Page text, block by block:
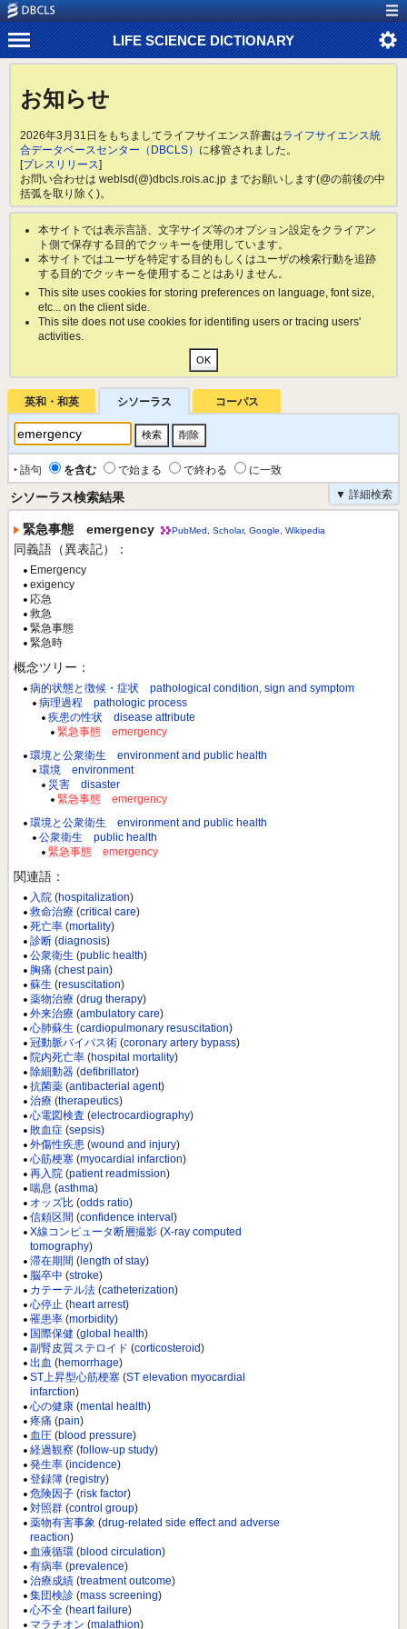
LIFE SCIENCE DICTIONARY
お知らせ
2026年3月31日をもちましてライフサイエンス辞書はライフサイエンス統
合データベースセンター（DBCLS） に移管されました。
[プレスリリース]
お問い合わせは weblsd(@)dbcls.rois.ac.jp までお願いします(@の前後の中
括弧を取り除く)。
本サイトでは表示言語、文字サイズ等のオプション設定をクライアン
ト側で保存する目的でクッキーを使用しています。
本サイトではユーザを特定する目的もしくはユーザの検索行動を追跡
する目的でクッキーを使用することはありません。
This site uses cookies for storing preferences on language, font size,
etc... on the client side.
This site does not use cookies for identifing users or tracing users'
activities.
英和・和英 シソーラス コーパス
‣ 語句 を含む で始まる で終わる
に一致
▼ 詳細検索
シソーラス検索結果
緊急事態 emergency PubMed Scholar, Google Wikipedia
同義語（異表記）：
Emergency
exigency
応急
救急
緊急事態
緊急時
概念ツリー：
病的状態と徴候・症状 pathological condition, sign and symptom
病理過程 pathologic process
疾患の性状 disease attribute
緊急事態 emergency
環境と公衆衛生 environment and public health
環境 environment
災害 disaster
緊急事態 emergency
環境と公衆衛生 environment and public health
公衆衛生 public health
緊急事態 emergency
関連語：
入院 (hospitalization)
救命治療 (critical care)
死亡率 (mortality)
診断 (diagnosis)
公衆衛生 (public health)
胸痛 (chest pain)
蘇生 (resuscitation)
薬物治療 (drug therapy)
外来治療 (ambulatory care)
心肺蘇生 (cardiopulmonary resuscitation)
冠動脈バイパス術 (coronary artery bypass)
院内死亡率 (hospital mortality)
除細動器 (defibrillator)
抗菌薬 (antibacterial agent)
治療 (therapeutics)
心電図検査 (electrocardiography)
敗血症 (sepsis)
外傷性疾患 (wound and injury)
心筋梗塞 (myocardial infarction)
再入院 (patient readmission)
喘息 (asthma)
オッズ比 (odds ratio)
信頼区間 (confidence interval )
X線コンピュータ断層撮影 (X-ray computed
tomography)
滞在期間 ( length of stay)
脳卒中 (stroke)
カテーテル法 (catheterization)
心停止 (heart arrest)
罹患率 (morbidity)
国際保健 (global health)
副腎皮質ステロイド (corticosteroid)
出血 (hemorrhage)
ST上昇型心筋梗塞 (ST elevation myocardial
infarction)
心の健康 (mental health)
疼痛 (pain)
血圧 (blood pressure)
経過観察 (follow-up study)
発生率 (incidence)
登録簿 (registry)
危険因子 (risk factor)
対照群 (control group)
薬物有害事象 (drug-related side effect and adverse
reaction)
血液循環 (blood circulation)
有病率 (prevalence)
治療成績 (treatment outcome)
集団検診 (mass screening)
心不全 (heart failure)
マラチオン (malathion)